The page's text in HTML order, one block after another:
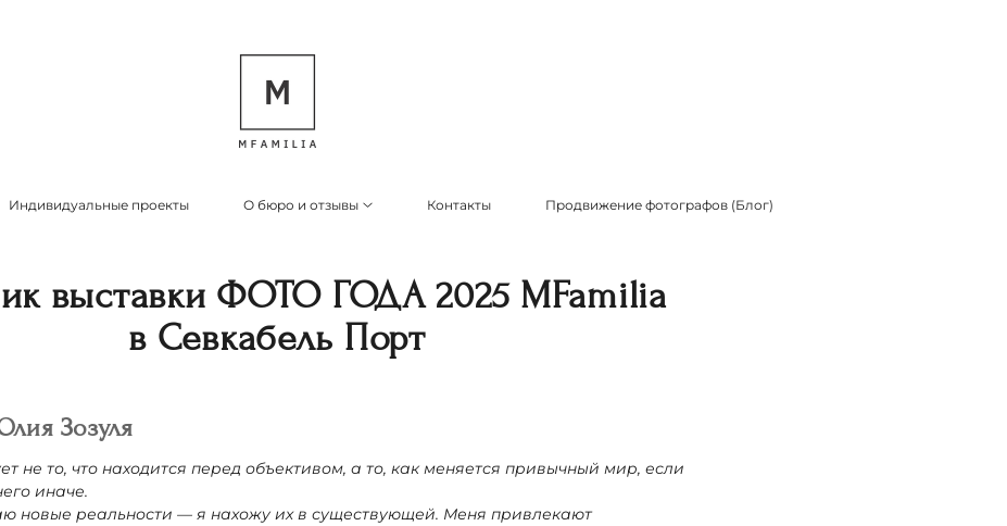
Индивидуальные проекты О бюро и отзывы Контакты Продвижение фотографов (Блог)
выставки ФОТО ГОДА 2025 MFamilia
в Севкабель Порт
Зозуля
не то, что находится перед объективом, а то, как меняется привычный мир, если
иначе.
новые реальности — я нахожу их в существующей. Меня привлекают